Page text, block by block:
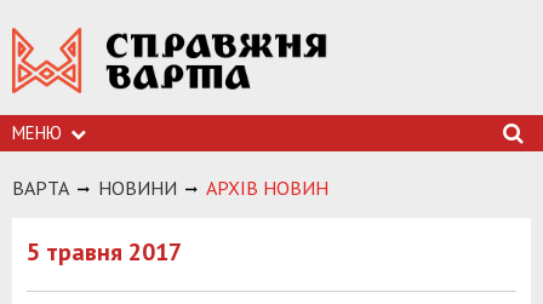
МЕНЮ
ВАРТА НОВИНИ АРХIВ НОВИН
5 травня 2017